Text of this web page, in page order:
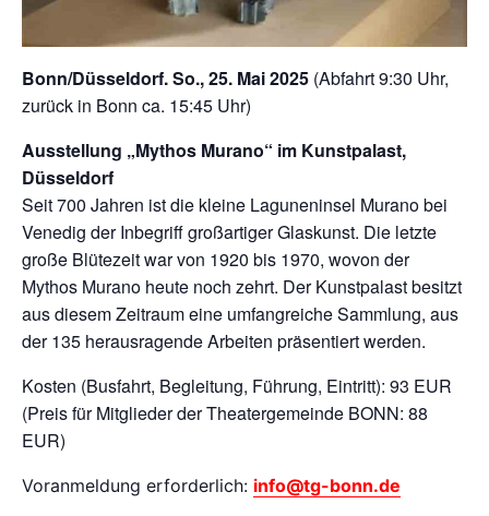
Bonn/Düsseldorf. So., 25. Mai 2025 (Abfahrt 9:30 Uhr,
zurück in Bonn ca. 15:45 Uhr)
Ausstellung „Mythos Murano“ im Kunstpalast,
Düsseldorf
Seit 700 Jahren ist die kleine Laguneninsel Murano bei
Venedig der Inbegriff großartiger Glaskunst. Die letzte
große Blütezeit war von 1920 bis 1970, wovon der
Mythos Murano heute noch zehrt. Der Kunstpalast besitzt
aus diesem Zeitraum eine umfangreiche Sammlung, aus
der 135 herausragende Arbeiten präsentiert werden.
Kosten (Busfahrt, Begleitung, Führung, Eintritt): 93 EUR
(Preis für Mitglieder der Theatergemeinde BONN: 88
EUR)
Voranmeldung erforderlich: info@tg-bonn.de